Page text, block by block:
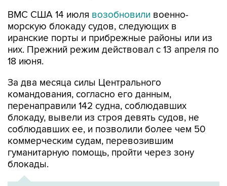
ВМС США 14 июля возобновили военно-
морскую блокаду судов, следующих в
иранские порты и прибрежные районы или из
них. Прежний режим действовал с 13 апреля по
18 июня.
За два месяца силы Центрального
командования, согласно его данным,
перенаправили 142 судна, соблюдавших
блокаду, вывели из строя девять судов, не
соблюдавших ее, и позволили более чем 50
коммерческим судам, перевозившим
гуманитарную помощь, пройти через зону
блокады.